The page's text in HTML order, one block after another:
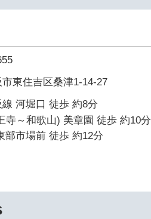
東住吉区桑津1-14-27
河堀口 徒歩 約8分
寺～和歌山) 美章園 徒歩 約10分
部市場前 徒歩 約12分